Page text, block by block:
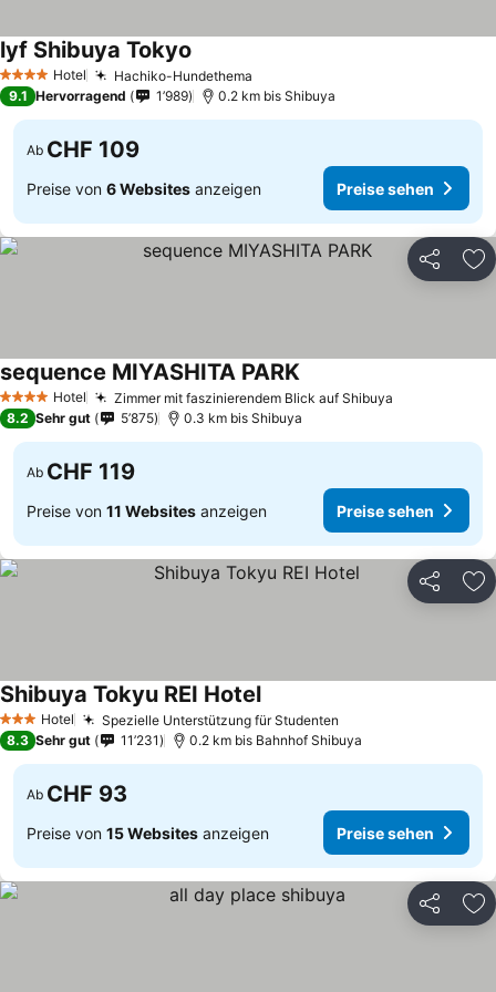
4 Sterne Hotel Hachiko-Hundethema
lyf Shibuya Tokyo
9.1 Hervorragend 1’989 0.2 km bis Shibuya
Ab CHF 109
Preise von 6 Websites anzeigen Preise sehen
Teilen
4 Sterne Hotel Zimmer mit faszinierendem Blick auf Shibuya
sequence MIYASHITA PARKPreise sehen
8.2 Sehr gut 5’875 0.3 km bis Shibuya
Ab CHF 119
Preise von 11 Websites anzeigen Preise sehen
Teilen
3 SterneHotel Spezielle Unterstützung für Studenten
Shibuya Tokyu REI HotelPreise sehen
8.3 Sehr gut 11’231 0.2 km bis Bahnhof Shibuya
Ab CHF 93
Preise von 15 Websites anzeigen Preise sehen
Teilen